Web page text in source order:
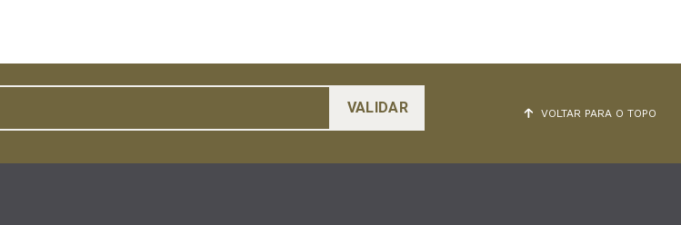
VOLTAR PARA O TOPO